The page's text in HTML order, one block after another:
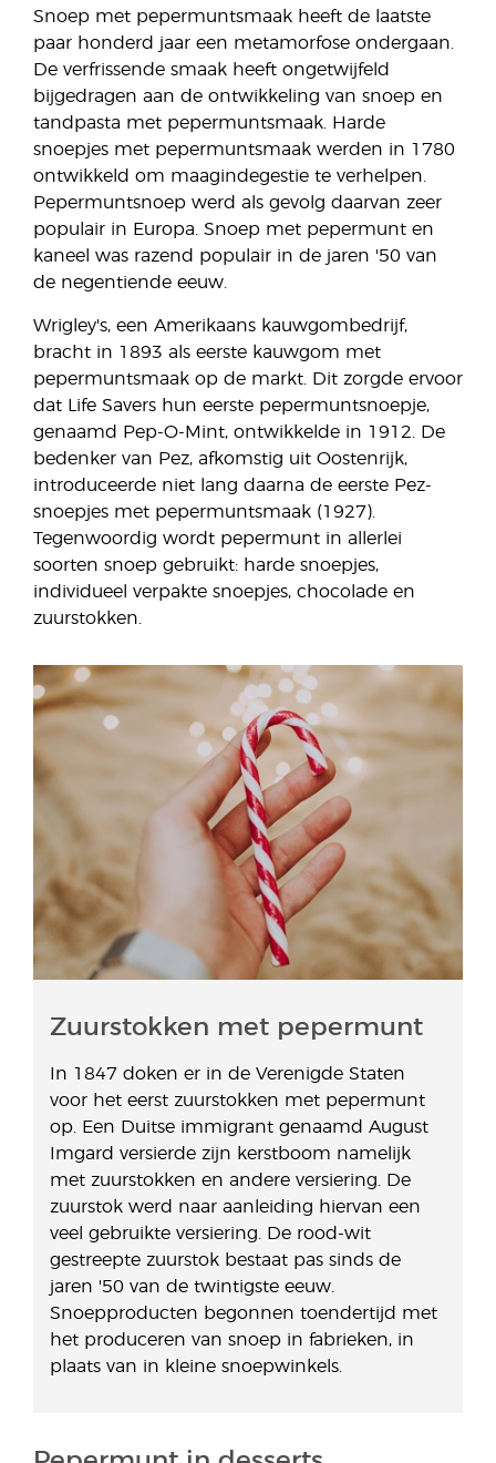
Snoep met pepermuntsmaak heeft de laatste
paar honderd jaar een metamorfose ondergaan.
De verfrissende smaak heeft ongetwijfeld
bijgedragen aan de ontwikkeling van snoep en
tandpasta met pepermuntsmaak. Harde
snoepjes met pepermuntsmaak werden in 1780
ontwikkeld om maagindegestie te verhelpen.
Pepermuntsnoep werd als gevolg daarvan zeer
populair in Europa. Snoep met pepermunt en
kaneel was razend populair in de jaren '50 van
de negentiende eeuw.
Wrigley's, een Amerikaans kauwgombedrijf,
bracht in 1893 als eerste kauwgom met
pepermuntsmaak op de markt. Dit zorgde ervoor
dat Life Savers hun eerste pepermuntsnoepje,
genaamd Pep-O-Mint, ontwikkelde in 1912. De
bedenker van Pez, afkomstig uit Oostenrijk,
introduceerde niet lang daarna de eerste Pez-
snoepjes met pepermuntsmaak (1927).
Tegenwoordig wordt pepermunt in allerlei
soorten snoep gebruikt: harde snoepjes,
individueel verpakte snoepjes, chocolade en
zuurstokken.
Zuurstokken met pepermunt
In 1847 doken er in de Verenigde Staten
voor het eerst zuurstokken met pepermunt
op. Een Duitse immigrant genaamd August
Imgard versierde zijn kerstboom namelijk
met zuurstokken en andere versiering. De
zuurstok werd naar aanleiding hiervan een
veel gebruikte versiering. De rood-wit
gestreepte zuurstok bestaat pas sinds de
jaren '50 van de twintigste eeuw.
Snoepproducten begonnen toendertijd met
het produceren van snoep in fabrieken, in
plaats van in kleine snoepwinkels.